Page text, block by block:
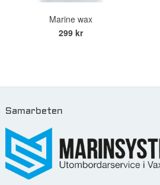
Marine wax
299 kr
Samarbeten